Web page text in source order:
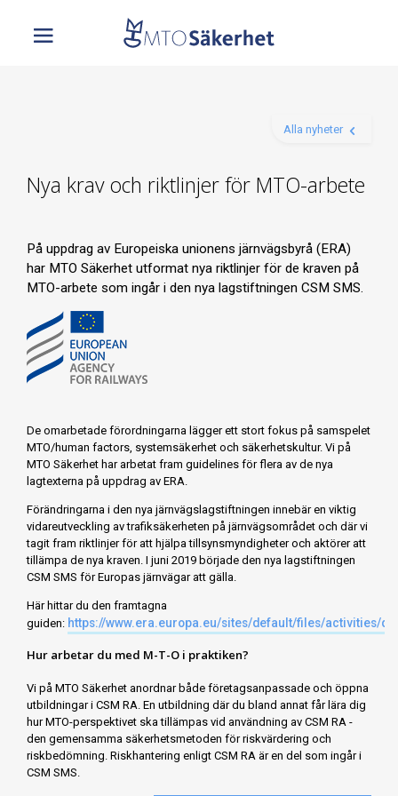
Alla nyheter
Nya krav och riktlinjer för MTO-arbete
På uppdrag av Europeiska unionens järnvägsbyrå (ERA)
har MTO Säkerhet utformat nya riktlinjer för de kraven på
MTO-arbete som ingår i den nya lagstiftningen CSM SMS.
De omarbetade förordningarna lägger ett stort fokus på samspelet
MTO/human factors, systemsäkerhet och säkerhetskultur. Vi på
MTO Säkerhet har arbetat fram guidelines för flera av de nya
lagtexterna på uppdrag av ERA.
Förändringarna i den nya järnvägslagstiftningen innebär en viktig
vidareutveckling av trafiksäkerheten på järnvägsområdet och där vi
tagit fram riktlinjer för att hjälpa tillsynsmyndigheter och aktörer att
tillämpa de nya kraven. I juni 2019 började den nya lagstiftningen
CSM SMS för Europas järnvägar att gälla.
Här hittar du den framtagna
guiden: https://www.era.europa.eu/sites/default/files/activities/
Hur arbetar du med M-T-O i praktiken?
Vi på MTO Säkerhet anordnar både företagsanpassade och öppna
utbildningar i CSM RA. En utbildning där du bland annat får lära dig
hur MTO-perspektivet ska tillämpas vid användning av CSM RA -
den gemensamma säkerhetsmetoden för riskvärdering och
riskbedömning. Riskhantering enligt CSM RA är en del som ingår i
CSM SMS.